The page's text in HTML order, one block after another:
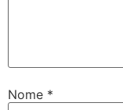
Nome *